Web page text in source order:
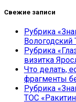
Свежие записи
Рубрика
Рубрика
визитка
Что делать,
фрагменты
Рубрика
ТОС